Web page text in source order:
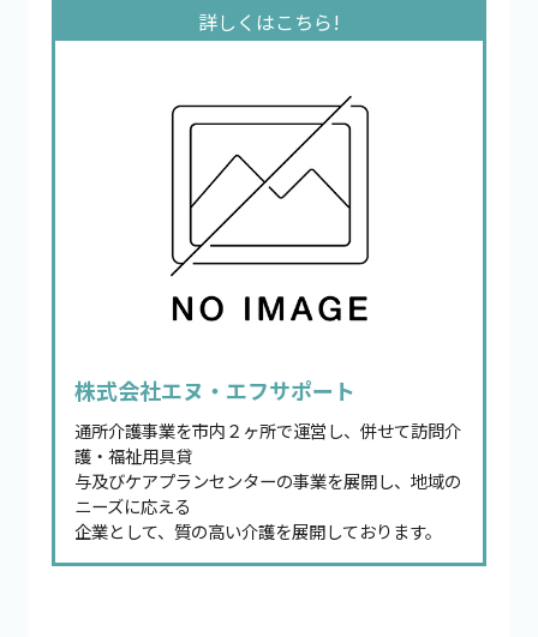
株式会社エヌ・エフサポート
通所介護事業を市内２ヶ所で運営し、併せて訪問介
護・福祉用具貸
与及びケアプランセンターの事業を展開し、地域の
ニーズに応える
企業として、質の高い介護を展開しております。